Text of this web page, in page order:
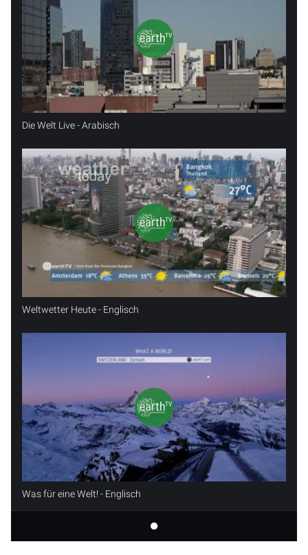
Die Welt Live - Arabisch
Weltwetter Heute - Englisch
Was für eine Welt! - Englisch